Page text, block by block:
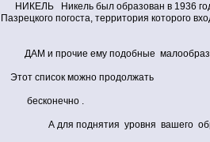
НИКЕЛЬ Никель был образован в 1936 году
Пазрецкого погоста, территория которого
ДАМ и прочие ему подобные
Этот список можно продолжать
бесконечно .
А для поднятия уровня вашего